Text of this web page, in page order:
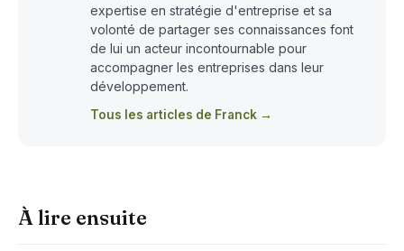
expertise en stratégie d'entreprise et sa
volonté de partager ses connaissances font
de lui un acteur incontournable pour
accompagner les entreprises dans leur
développement.
Tous les articles de Franck →
À lire ensuite